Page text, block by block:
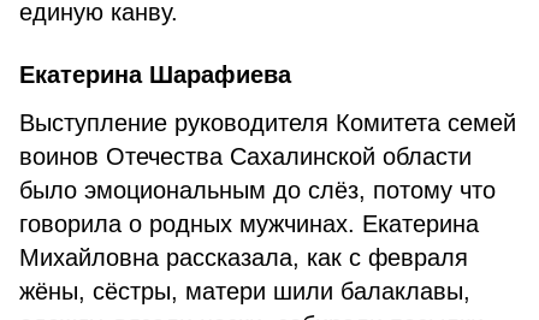
единую канву.
Екатерина Шарафиева
Выступление руководителя Комитета семей
воинов Отечества Сахалинской области
было эмоциональным до слёз, потому что
говорила о родных мужчинах. Екатерина
Михайловна рассказала, как с февраля
жёны, сёстры, матери шили балаклавы,